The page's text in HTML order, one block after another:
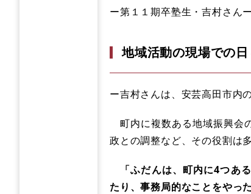
ー第１１期卒塾生・吉村さんー
地域活動の現場での日
ー吉村さんは、安芸高田市内
町内に複数ある地域振興会
政との調整など、その役割は
「ふだんは、町内に4つあ
たり、事務局的なことをやっ